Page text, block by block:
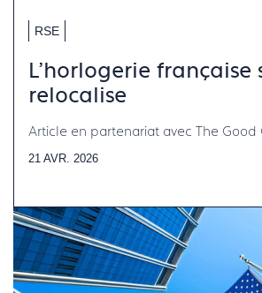
RSE
L'horlogerie française
relocalise
Article en partenariat avec The Good
21 AVR. 2026